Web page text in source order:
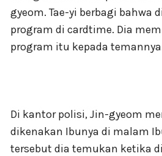
gyeom. Tae-yi berbagi bahwa
program di cardtime. Dia
program itu kepada
Di kantor polisi, Jin-gyeom
dikenakan Ibunya di malam
tersebut dia temukan ketika